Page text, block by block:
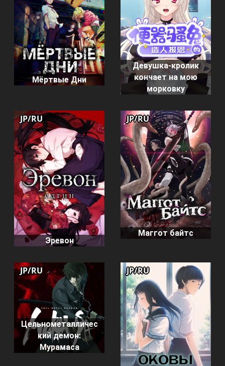
Мёртвые Дни
Девушка-кролик
кончает на мою
морковку
Эревон
JP/RU
Маггот байтс
JP/RU
Цельнометалличес
кий демон:
Мурамаса
JP/RU JP/RU